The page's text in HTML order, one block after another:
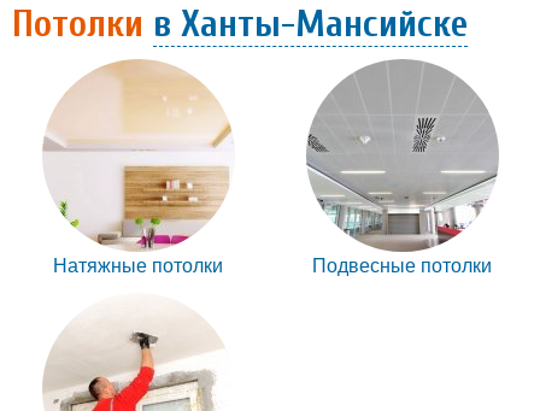
Потолки в Ханты-Мансийске
Натяжные потолки Подвесные потолки